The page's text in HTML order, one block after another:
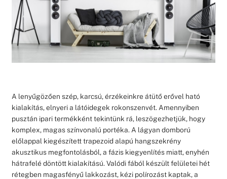
A lenyűgözően szép, karcsú, érzékeinkre átütő erővel ható
kialakítás, elnyeri a látóidegek rokonszenvét. Amennyiben
pusztán ipari termékként tekintünk rá, leszögezhetjük, hogy
komplex, magas színvonalú portéka. A lágyan domború
előlappal kiegészített trapezoid alapú hangszekrény
akusztikus megfontolásból, a fázis kiegyenlítés miatt, enyhén
hátrafelé döntött kialakítású. Valódi fából készült felületei hét
rétegben magasfényű lakkozást, kézi polírozást kaptak, a